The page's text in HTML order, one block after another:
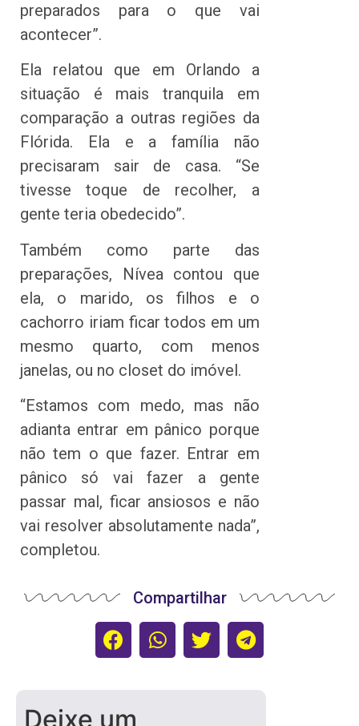
preparados para o que vai
acontecer”.
Ela relatou que em Orlando a
situação é mais tranquila em
comparação a outras regiões da
Flórida. Ela e a família não
precisaram sair de casa. “Se
tivesse toque de recolher, a
gente teria obedecido”.
Também como parte das
preparações, Nívea contou que
ela, o marido, os filhos e o
cachorro iriam ficar todos em um
mesmo quarto, com menos
janelas, ou no closet do imóvel.
“Estamos com medo, mas não
adianta entrar em pânico porque
não tem o que fazer. Entrar em
pânico só vai fazer a gente
passar mal, ficar ansiosos e não
vai resolver absolutamente nada”,
completou.
Compartilhar
Deixe um